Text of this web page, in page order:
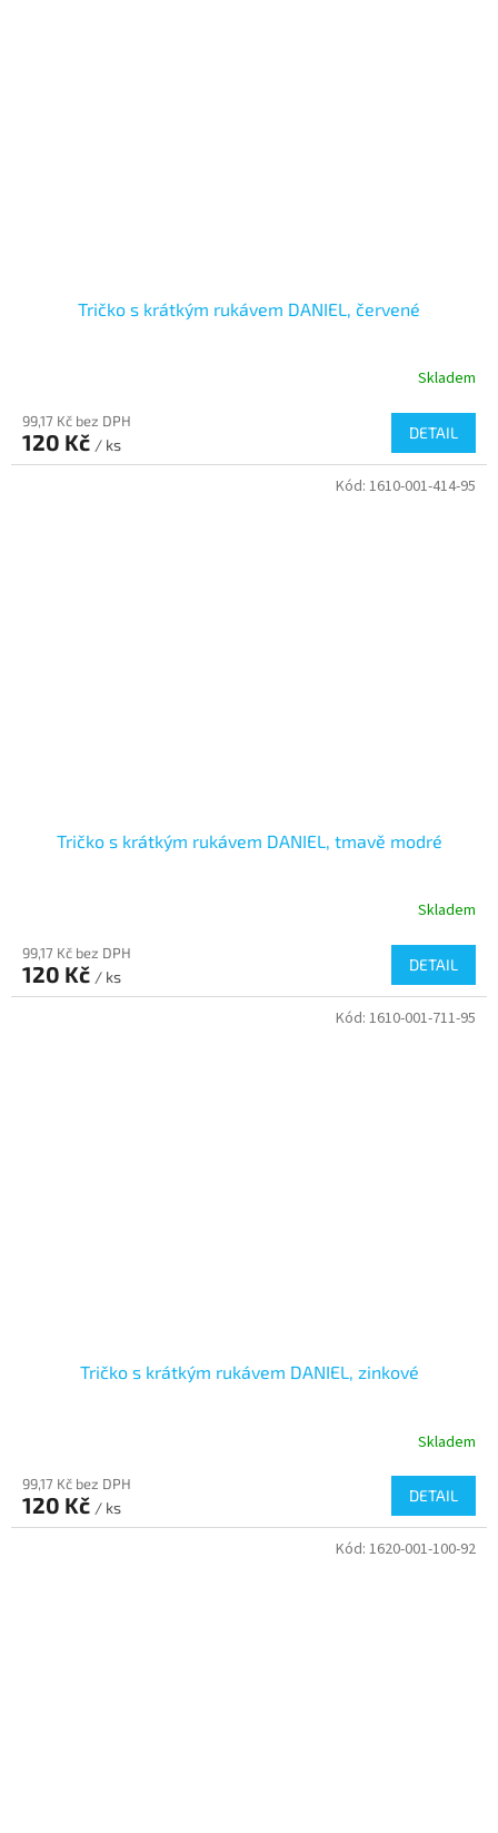
Tričko s krátkým rukávem DANIEL, červené
Skladem
99,17 Kč bez DPH
120 Kč / ks
DETAIL
Tričko s krátkým rukávem DANIEL, tmavě modré
Skladem
99,17 Kč bez DPH
120 Kč / ks
DETAIL
Kód: 1610-001-414-95
Tričko s krátkým rukávem DANIEL, zinkové
Skladem
99,17 Kč bez DPH
120 Kč / ks
DETAIL
Kód: 1610-001-711-95
Kód: 1620-001-100-92